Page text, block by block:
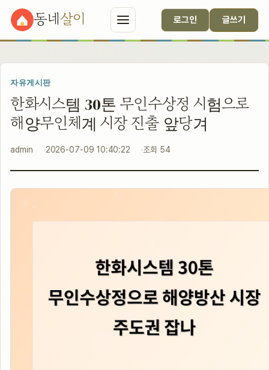
동네살이 로그인 글쓰기
자유게시판
한화시스템 30톤 무인수상정 시험으로
해양무인체계 시장 진출 앞당겨
admin 2026-07-09 10:40:22 조회 54